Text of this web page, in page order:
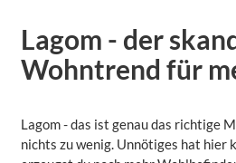
Lagom - der
Wohntrend für
Lagom - das ist genau das richtige
nichts zu wenig. Unnötiges hat hier